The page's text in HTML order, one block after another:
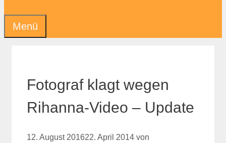
Menü
Fotograf klagt wegen
Rihanna-Video – Update
12. August 201622. April 2014 von